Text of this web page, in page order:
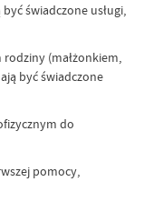
świadczone usługi,
rodziny (małżonkiem,
być świadczone
do
pierwszej pomocy,